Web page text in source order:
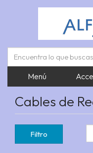
Menú
Cables de
Filtro